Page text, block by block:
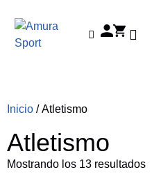
Inicio / Atletismo
Atletismo
Mostrando los 13 resultados